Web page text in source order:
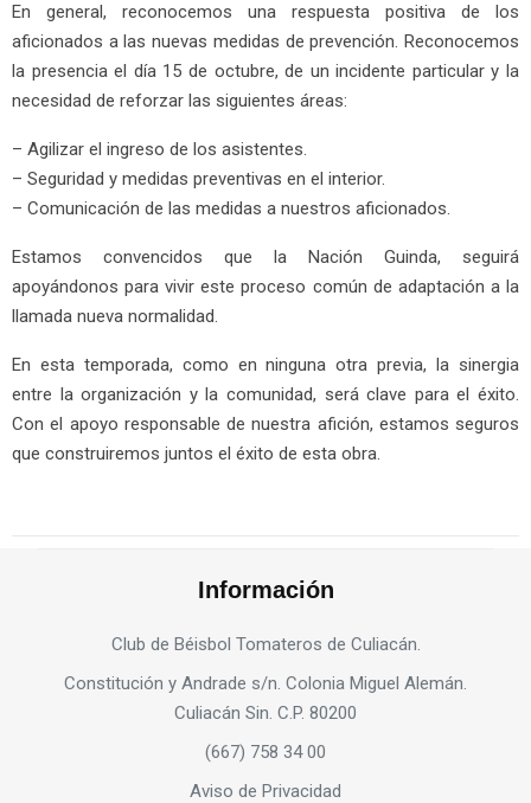
En general, reconocemos una respuesta positiva de los
aficionados a las nuevas medidas de prevención. Reconocemos
la presencia el día 15 de octubre, de un incidente particular y la
necesidad de reforzar las siguientes áreas:
– Agilizar el ingreso de los asistentes.
– Seguridad y medidas preventivas en el interior.
– Comunicación de las medidas a nuestros aficionados.
Estamos convencidos que la Nación Guinda, seguirá
apoyándonos para vivir este proceso común de adaptación a la
llamada nueva normalidad.
En esta temporada, como en ninguna otra previa, la sinergia
entre la organización y la comunidad, será clave para el éxito.
Con el apoyo responsable de nuestra afición, estamos seguros
que construiremos juntos el éxito de esta obra.
Información
Club de Béisbol Tomateros de Culiacán.
Constitución y Andrade s/n. Colonia Miguel Alemán.
Culiacán Sin. C.P. 80200
(667) 758 34 00
Aviso de Privacidad